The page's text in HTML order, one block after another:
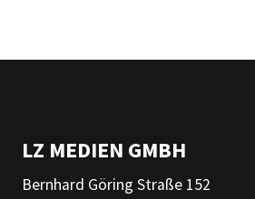
LZ MEDIEN GMBH
Bernhard Göring Straße 152